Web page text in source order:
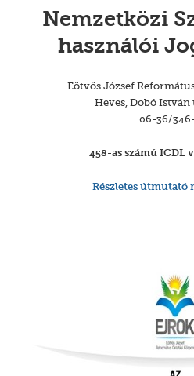
Nemzetközi
használói
Eötvös József
Heves, Dobó István
06-36/
458-as számú ICDL
Részletes útmutató